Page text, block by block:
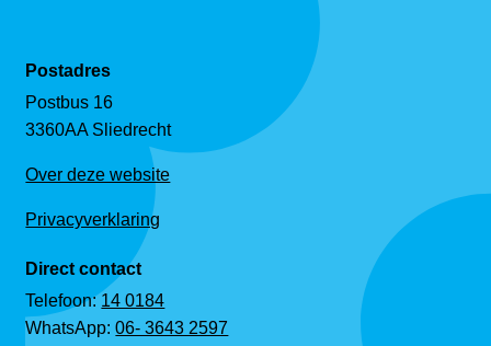
Postadres
Postbus 16
3360AA Sliedrecht
Over deze website
Privacyverklaring
Direct contact
Telefoon:14 0184
WhatsApp:06- 3643 2597